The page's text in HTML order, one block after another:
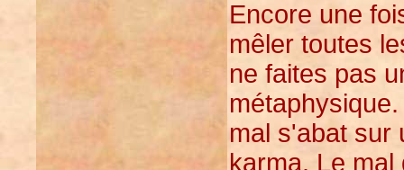
Encore une
mêler toutes
ne faites pas
mal s'abat sur
karma. Le